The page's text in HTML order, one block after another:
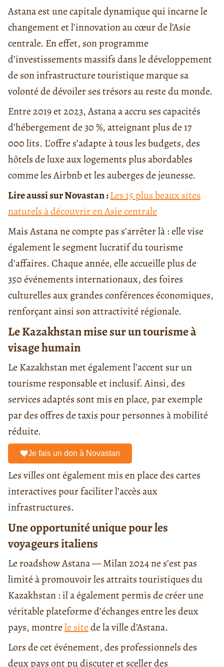
Astana est une capitale dynamique qui incarne le
changement et l’innovation au cœur de l’Asie
centrale. En effet, son programme
d’investissements massifs dans le développement
de son infrastructure touristique marque sa
volonté de dévoiler ses trésors au reste du monde.
Entre 2019 et 2023, Astana a accru ses capacités
d’hébergement de 30 %, atteignant plus de 17
000 lits. L’offre s’adapte à tous les budgets, des
hôtels de luxe aux logements plus abordables
comme les Airbnb et les auberges de jeunesse.
Lire aussi sur Novastan :Les 15 plus beaux sites
naturels à découvrir en Asie centrale
Mais Astana ne compte pas s’arrêter là : elle vise
également le segment lucratif du tourisme
d’affaires. Chaque année, elle accueille plus de
350 événements internationaux, des foires
culturelles aux grandes conférences économiques,
renforçant ainsi son attractivité régionale.
Le Kazakhstan mise sur un tourisme à
visage humain
Le Kazakhstan met également l’accent sur un
tourisme responsable et inclusif. Ainsi, des
services adaptés sont mis en place, par exemple
par des offres de taxis pour personnes à mobilité
réduite.
Je fais un don à Novastan
Les villes ont également mis en place des cartes
interactives pour faciliter l’accès aux
infrastructures.
Une opportunité unique pour les
voyageurs italiens
Le roadshow Astana — Milan 2024 ne s’est pas
limité à promouvoir les attraits touristiques du
Kazakhstan : il a également permis de créer une
véritable plateforme d’échanges entre les deux
pays, montrele sitede la ville d’Astana.
Lors de cet événement, des professionnels des
deux pays ont pu discuter et sceller des